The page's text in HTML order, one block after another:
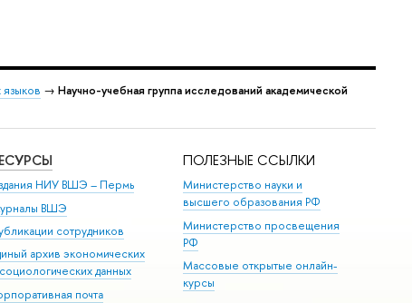
→ Научно-учебная группа исследований академической
НИУ ВШЭ ­– Пермь
ВШЭ
сотрудников
архив экономических
данных
почта
ПОЛЕЗНЫЕ ССЫЛКИ
Министерство науки и
высшего образования РФ
Министерство просвещения
РФ
Массовые открытые онлайн-
курсы